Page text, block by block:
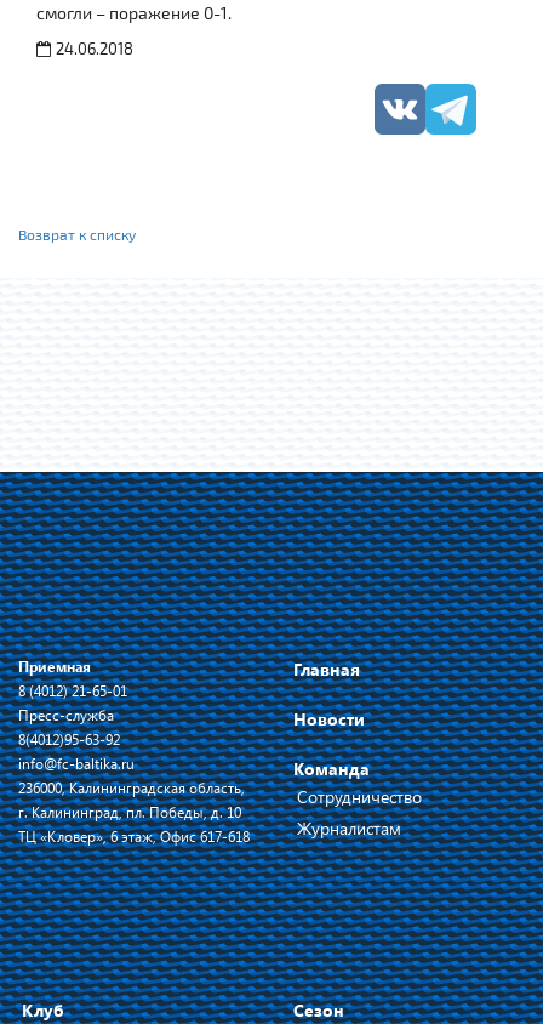
смогли – поражение 0-1.
24.06.2018
Возврат к списку
Приемная
8 (4012) 21-65-01
Пресс-служба
8(4012)95-63-92
info@fc-baltika.ru
236000, Калининградская область,
г. Калининград, пл. Победы, д. 10
ТЦ «Кловер», 6 этаж, Офис 617-618
Главная
Новости
Команда
Сотрудничество
Журналистам
Клуб
Сезон